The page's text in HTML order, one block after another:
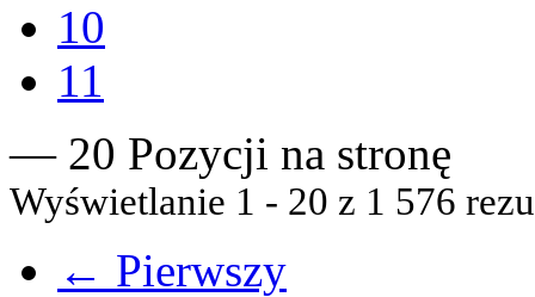
10
11
— 20 Pozycji na stronę
Wyświetlanie 1 - 20 z 1 576
← Pierwszy